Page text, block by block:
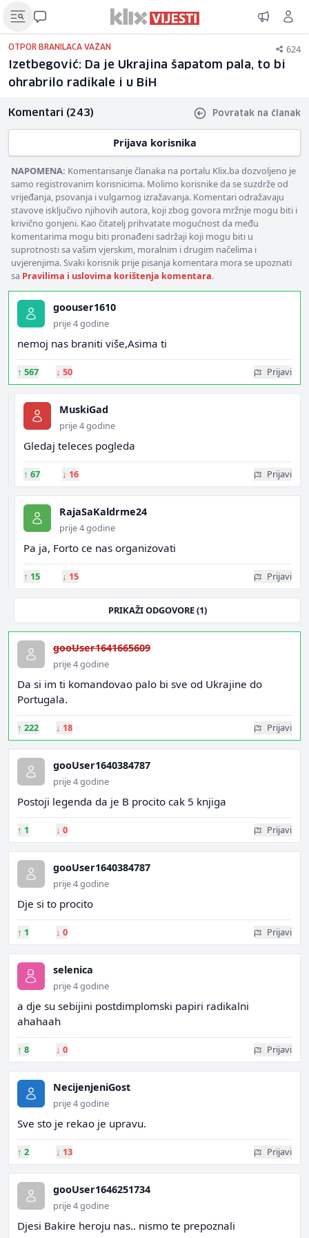
OTPOR BRANILACA VAŽAN 624
Izetbegović: Da je Ukrajina šapatom pala, to bi
ohrabrilo radikale i u BiH
Komentari (243) Povratak na članak
Prijava korisnika
NAPOMENA: Komentarisanje članaka na portalu Klix.ba dozvoljeno je
samo registrovanim korisnicima. Molimo korisnike da se suzdrže od
vrijeđanja, psovanja i vulgarnog izražavanja. Komentari odražavaju
stavove isključivo njihovih autora, koji zbog govora mržnje mogu biti i
krivično gonjeni. Kao čitatelj prihvatate mogućnost da među
komentarima mogu biti pronađeni sadržaji koji mogu biti u
suprotnosti sa vašim vjerskim, moralnim i drugim načelima i
uvjerenjima. Svaki korisnik prije pisanja komentara mora se upoznati
sa Pravilima i uslovima korištenja komentara.
goouser1610
prije 4 godine
nemoj nas braniti više,Asima ti
↑ 567 ↓ 50 Prijavi
MuskiGad
prije 4 godine
Gledaj teleces pogleda
↑ 67 ↓ 16 Prijavi
RajaSaKaldrme24
prije 4 godine
Pa ja, Forto ce nas organizovati
↑ 15 ↓ 15 Prijavi
PRIKAŽI ODGOVORE (1)
gooUser1641665609
prije 4 godine
Da si im ti komandovao palo bi sve od Ukrajine do
Portugala.
↑ 222 ↓ 18 Prijavi
gooUser1640384787
prije 4 godine
Postoji legenda da je B procito cak 5 knjiga
↑ 1 ↓ 0 Prijavi
gooUser1640384787
prije 4 godine
Dje si to procito
↑ 1 ↓ 0 Prijavi
selenica
prije 4 godine
a dje su sebijini postdimplomski papiri radikalni
ahahaah
↑ 8 ↓ 0 Prijavi
NecijenjeniGost
prije 4 godine
Sve sto je rekao je upravu.
↑ 2 ↓ 13 Prijavi
gooUser1646251734
prije 4 godine
Djesi Bakire heroju nas.. nismo te prepoznali